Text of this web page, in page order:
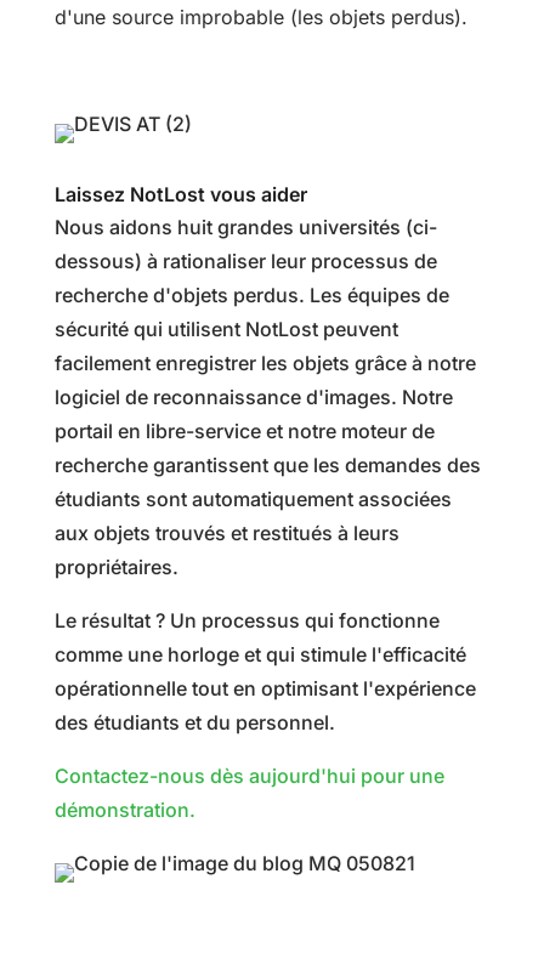
d'une source improbable (les objets perdus).
Laissez NotLost vous aider
Nous aidons huit grandes universités (ci-
dessous) à rationaliser leur processus de
recherche d'objets perdus. Les équipes de
sécurité qui utilisent NotLost peuvent
facilement enregistrer les objets grâce à notre
logiciel de reconnaissance d'images. Notre
portail en libre-service et notre moteur de
recherche garantissent que les demandes des
étudiants sont automatiquement associées
aux objets trouvés et restitués à leurs
propriétaires.
Le résultat ? Un processus qui fonctionne
comme une horloge et qui stimule l'efficacité
opérationnelle tout en optimisant l'expérience
des étudiants et du personnel.
Contactez-nous dès aujourd'hui pour une
démonstration.